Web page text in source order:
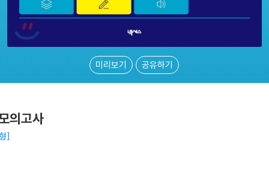
미리보기 공유하기
의고사